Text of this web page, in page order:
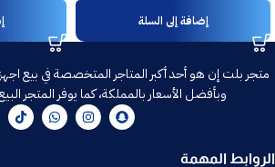
إضافة إلى السلة
متجر بلت إن هو أحد أكبر المتاجر المتخصصة في بيع
وبأفضل الأسعار بالمملكة، كما يوفر المتجر
الروابط المهمة